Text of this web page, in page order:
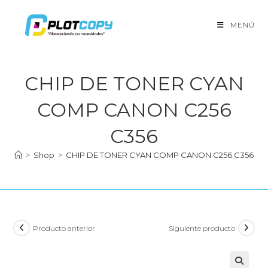
contenido
MENÚ
CHIP DE TONER CYAN
COMP CANON C256
C356
> Shop > CHIP DE TONER CYAN COMP CANON C256 C356
Producto anterior Siguiente producto